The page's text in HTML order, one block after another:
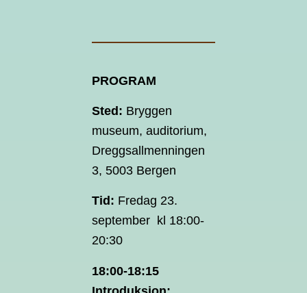
PROGRAM
Sted: Bryggen
museum, auditorium,
Dreggsallmenningen
3, 5003 Bergen
Tid: Fredag 23.
september kl 18:00-
20:30
18:00-18:15